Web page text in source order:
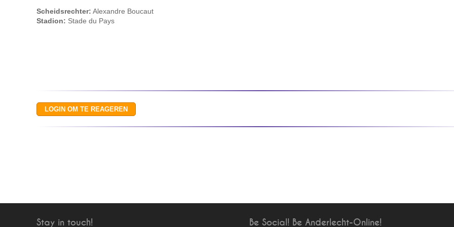
Scheidsrechter: Alexandre Boucaut
Stadion: Stade du Pays
Stay in touch! Be Social! Be Anderlecht-Online!